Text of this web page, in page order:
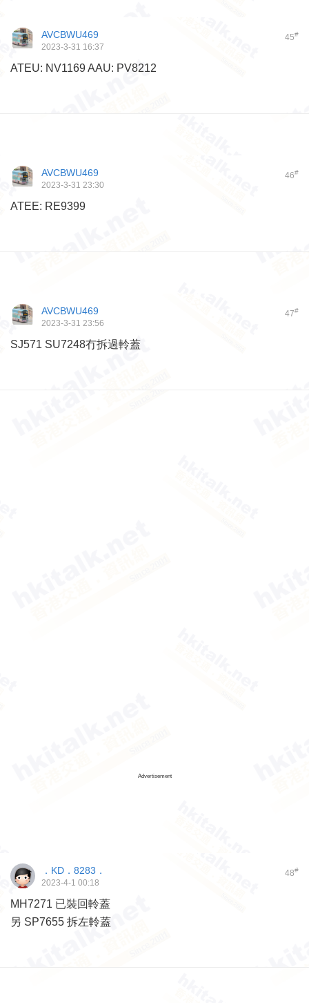
45#
AVCBWU469
2023-3-31 16:37
ATEU: NV1169 AAU: PV8212
46#
AVCBWU469
2023-3-31 23:30
ATEE: RE9399
47#
AVCBWU469
2023-3-31 23:56
SJ571 SU7248冇拆過軨蓋
Advertisement
48#
．KD．8283．
2023-4-1 00:18
MH7271 已裝回軨蓋
另 SP7655 拆左軨蓋